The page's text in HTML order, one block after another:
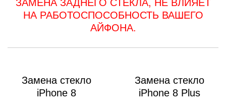
ЗАМЕНА ЗАДНЕГО СТЕКЛА, НЕ ВЛИЯЕТ
НА РАБОТОСПОСОБНОСТЬ ВАШЕГО
АЙФОНА.
Замена стекло
iPhone 8
Замена стекло
iPhone 8 Plus